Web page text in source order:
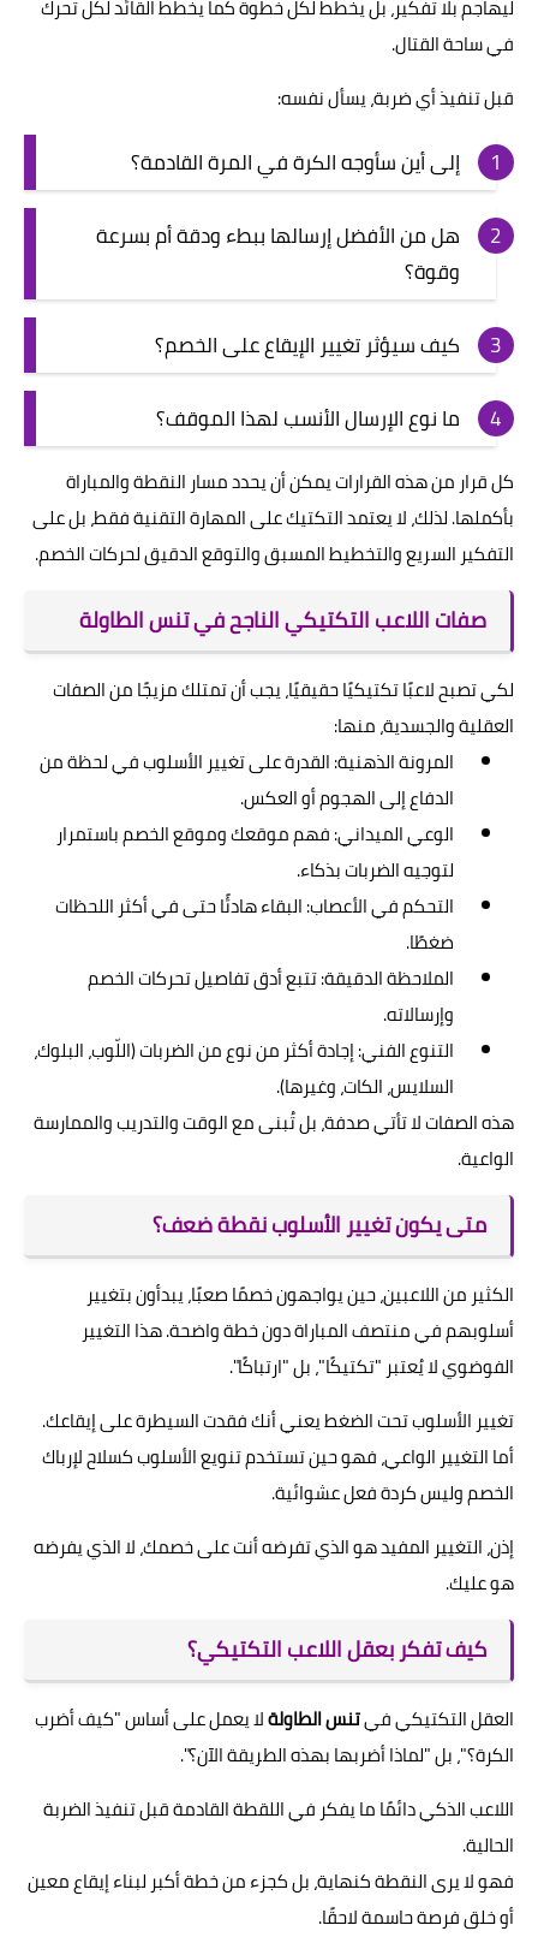
ليهاجم بلا تفكير، بل يخطط لكل خطوة كما يخطط القائد لكل تحرك
في ساحة القتال.
قبل تنفيذ أي ضربة، يسأل نفسه:
إلى أين سأوجه الكرة في المرة القادمة؟
هل من الأفضل إرسالها ببطء ودقة أم بسرعة
وقوة؟
كيف سيؤثر تغيير الإيقاع على الخصم؟
ما نوع الإرسال الأنسب لهذا الموقف؟
كل قرار من هذه القرارات يمكن أن يحدد مسار النقطة والمباراة
بأكملها. لذلك، لا يعتمد التكتيك على المهارة التقنية فقط، بل على
التفكير السريع والتخطيط المسبق والتوقع الدقيق لحركات الخصم.
صفات اللاعب التكتيكي الناجح في تنس الطاولة
لكي تصبح لاعبًا تكتيكيًا حقيقيًا، يجب أن تمتلك مزيجًا من الصفات
العقلية والجسدية، منها:
المرونة الذهنية: القدرة على تغيير الأسلوب في لحظة من
الدفاع إلى الهجوم أو العكس.
الوعي الميداني: فهم موقعك وموقع الخصم باستمرار
لتوجيه الضربات بذكاء.
التحكم في الأعصاب: البقاء هادئًا حتى في أكثر اللحظات
ضغطًا.
الملاحظة الدقيقة: تتبع أدق تفاصيل تحركات الخصم
وإرسالاته.
التنوع الفني: إجادة أكثر من نوع من الضربات (اللّوب، البلوك،
السلايس، الكات، وغيرها).
هذه الصفات لا تأتي صدفة، بل تُبنى مع الوقت والتدريب والممارسة
الواعية.
متى يكون تغيير الأسلوب نقطة ضعف؟
الكثير من اللاعبين، حين يواجهون خصمًا صعبًا، يبدأون بتغيير
أسلوبهم في منتصف المباراة دون خطة واضحة. هذا التغيير
الفوضوي لا يُعتبر "تكتيكًا"، بل "ارتباكًا".
تغيير الأسلوب تحت الضغط يعني أنك فقدت السيطرة على إيقاعك.
أما التغيير الواعي، فهو حين تستخدم تنويع الأسلوب كسلاح لإرباك
الخصم وليس كردة فعل عشوائية.
إذن، التغيير المفيد هو الذي تفرضه أنت على خصمك، لا الذي يفرضه
هو عليك.
كيف تفكر بعقل اللاعب التكتيكي؟
العقل التكتيكي فيتنس الطاولةلا يعمل على أساس "كيف أضرب
الكرة؟"، بل "لماذا أضربها بهذه الطريقة الآن؟".
اللاعب الذكي دائمًا ما يفكر في اللقطة القادمة قبل تنفيذ الضربة
الحالية.
فهو لا يرى النقطة كنهاية، بل كجزء من خطة أكبر لبناء إيقاع معين
أو خلق فرصة حاسمة لاحقًا.